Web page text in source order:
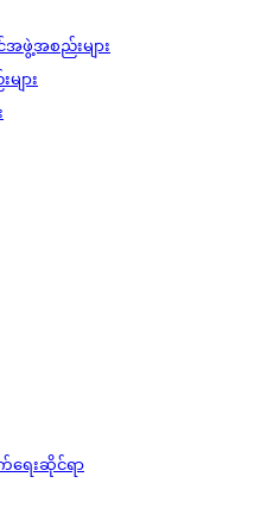
ဖွဲ့အစည်းများ
ျား
ေးဆိုင်ရာ